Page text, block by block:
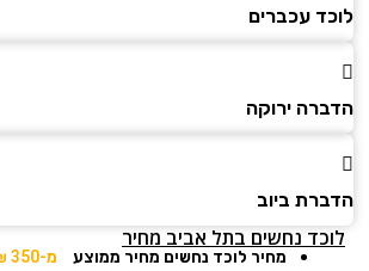
לוכד עכברים
הדברה ירוקה
הדברת ביוב
לוכד נחשים בתל אביב מחיר
מחיר לוכד נחשים מחיר ממוצע
מ-350 ₪